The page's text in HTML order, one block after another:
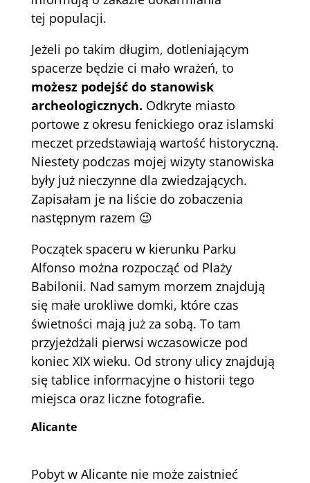
tej populacji.
Jeżeli po takim długim, dotleniającym
spacerze będzie ci mało wrażeń, to
możesz podejść do stanowisk
archeologicznych. Odkryte miasto
portowe z okresu fenickiego oraz islamski
meczet przedstawiają wartość historyczną.
Niestety podczas mojej wizyty stanowiska
były już nieczynne dla zwiedzających.
Zapisałam je na liście do zobaczenia
następnym razem 😉
Początek spaceru w kierunku Parku
Alfonso można rozpocząć od Plaży
Babilonii. Nad samym morzem znajdują
się małe urokliwe domki, które czas
świetności mają już za sobą. To tam
przyjeżdżali pierwsi wczasowicze pod
koniec XIX wieku. Od strony ulicy znajdują
się tablice informacyjne o historii tego
miejsca oraz liczne fotografie.
Alicante
Pobyt w Alicante nie może zaistnieć